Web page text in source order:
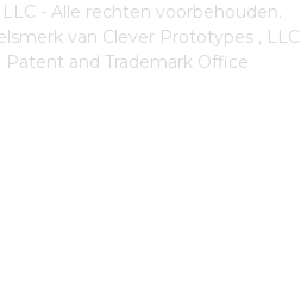
- Alle rechten voorbehouden.
van Clever Prototypes , LLC
and Trademark Office